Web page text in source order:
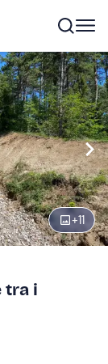
+11
Regala
Modifica
Modifica
1
tra i